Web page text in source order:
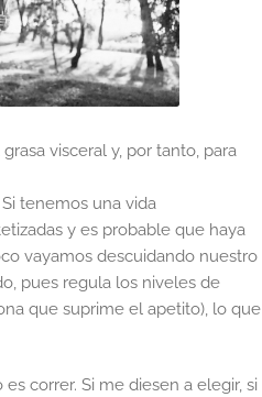
visceral y, por tanto, para
tenemos una vida
y es probable que haya
vayamos descuidando nuestro
pues regula los niveles de
que suprime el apetito), lo que
correr. Si me diesen a elegir, si